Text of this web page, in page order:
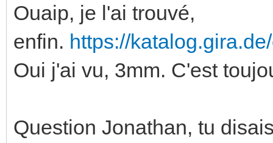
Ouaip, je l'ai trouvé,
enfin. https://
Oui j'ai vu, 3mm. C'est
Question Jonathan, tu